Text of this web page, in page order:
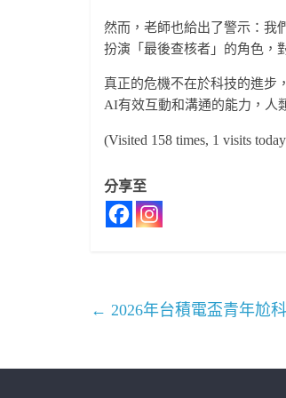
然而，老師也給出了警示：我
扮演「最後查核者」的角色，
真正的危機不在於科技的進步
AI有效互動和溝通的能力，人
(Visited 158 times, 1 visits
分享至
← 2026年台積電盃青年尬